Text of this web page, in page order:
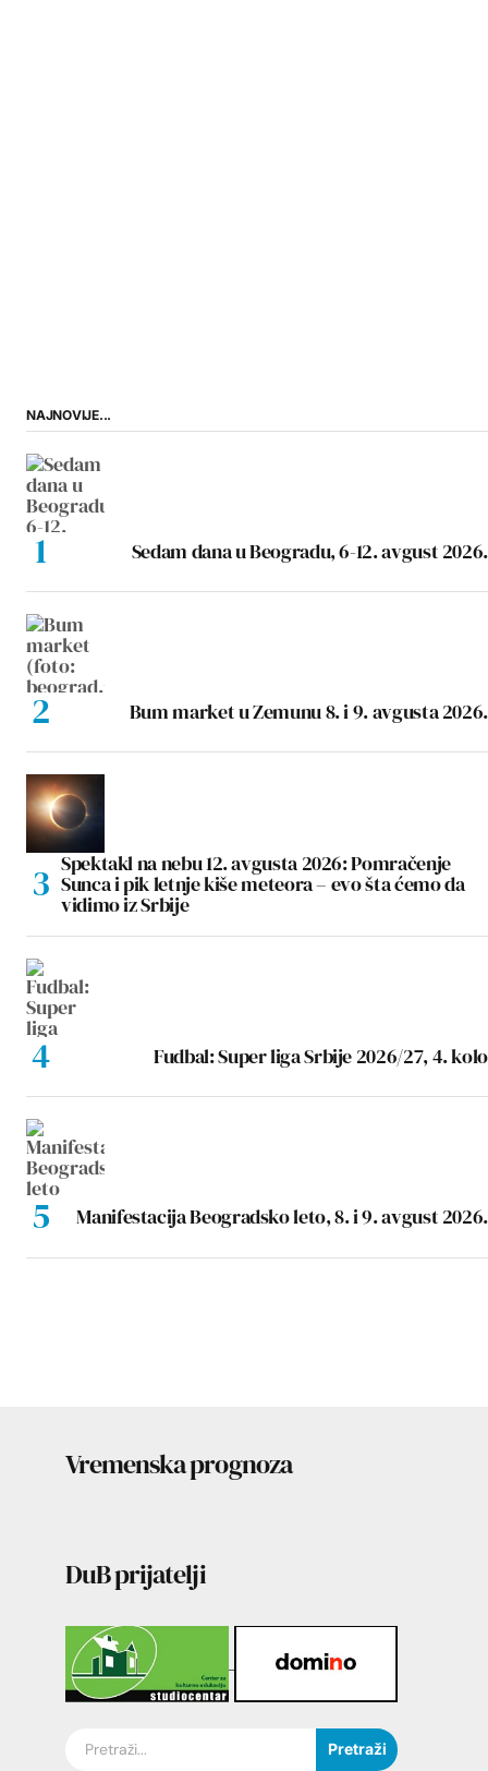
NAJNOVIJE...
Sedam dana u Beogradu, 6-12. avgust 2026.
Bum market u Zemunu 8. i 9. avgusta 2026.
Spektakl na nebu 12. avgusta 2026: Pomračenje
Sunca i pik letnje kiše meteora – evo šta ćemo da
vidimo iz Srbije
Fudbal: Super liga Srbije 2026/27, 4. kolo
Manifestacija Beogradsko leto, 8. i 9. avgust 2026.
Vremenska prognoza
DuB prijatelji
Pretraži